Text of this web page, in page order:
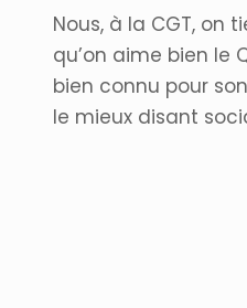
Nous, à la CGT, on
qu’on aime bien le
bien connu pour
le mieux disant